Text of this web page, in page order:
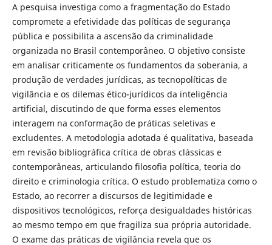
A pesquisa investiga como a fragmentação do Estado
compromete a efetividade das políticas de segurança
pública e possibilita a ascensão da criminalidade
organizada no Brasil contemporâneo. O objetivo consiste
em analisar criticamente os fundamentos da soberania, a
produção de verdades jurídicas, as tecnopolíticas de
vigilância e os dilemas ético-jurídicos da inteligência
artificial, discutindo de que forma esses elementos
interagem na conformação de práticas seletivas e
excludentes. A metodologia adotada é qualitativa, baseada
em revisão bibliográfica crítica de obras clássicas e
contemporâneas, articulando filosofia política, teoria do
direito e criminologia crítica. O estudo problematiza como o
Estado, ao recorrer a discursos de legitimidade e
dispositivos tecnológicos, reforça desigualdades históricas
ao mesmo tempo em que fragiliza sua própria autoridade.
O exame das práticas de vigilância revela que os